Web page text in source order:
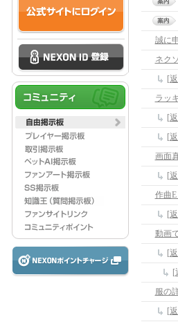
誠に
ネク
[
ラッ
[
[
画面
[
作曲
[
動画
[
服の
[